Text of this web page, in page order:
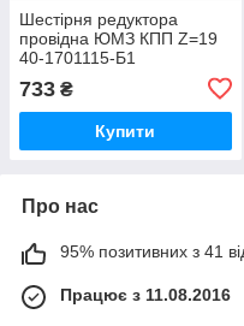
Шестірня редуктора
провідна ЮМЗ КПП Z=19
40-1701115-Б1
733 ₴
Купити
Про нас
95% позитивних з 41
Працює з 11.08.2016